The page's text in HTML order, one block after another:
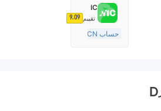
صناعة السوق (MM)
IC
تقييم 9.09
حساب ECN
D